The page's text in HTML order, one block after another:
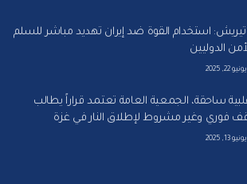
استخدام القوة ضد إيران تهديد مباشر للسلم
الدوليين
يونيو 22, 2025
ساحقة، الجمعية العامة تعتمد قراراً يطالب
فوري وغير مشروط لإطلاق النار في غزة
يونيو 13, 2025